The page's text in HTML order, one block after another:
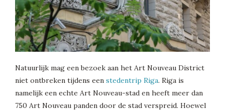
Natuurlijk mag een bezoek aan het Art Nouveau District
niet ontbreken tijdens een stedentrip Riga. Riga is
namelijk een echte Art Nouveau-stad en heeft meer dan
750 Art Nouveau panden door de stad verspreid. Hoewel